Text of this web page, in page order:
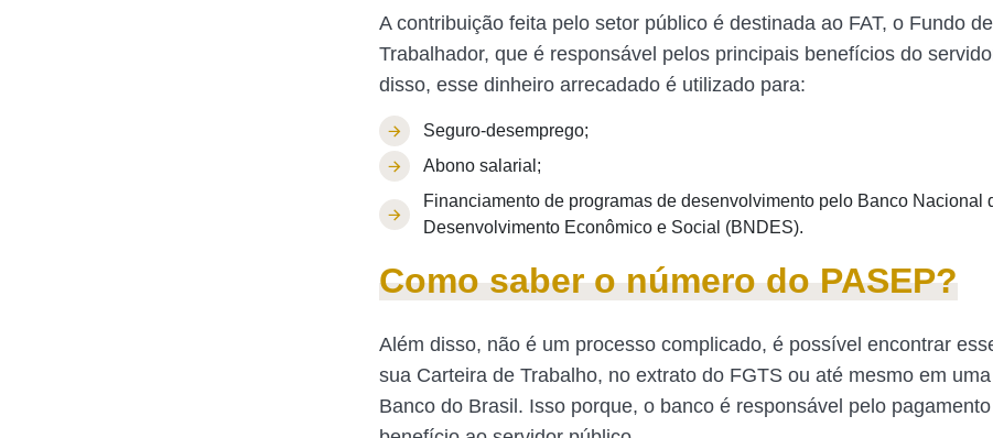
A contribuição feita pelo setor público é destinada ao FAT, o Fundo
Trabalhador, que é responsável pelos principais benefícios do
disso, esse dinheiro arrecadado é utilizado para:
Seguro-desemprego;
Abono salarial;
Financiamento de programas de desenvolvimento pelo Banco Nacional
Desenvolvimento Econômico e Social (BNDES).
Como saber o número do PASEP?
Além disso, não é um processo complicado, é possível encontrar
sua Carteira de Trabalho, no extrato do FGTS ou até mesmo em
Banco do Brasil. Isso porque, o banco é responsável pelo